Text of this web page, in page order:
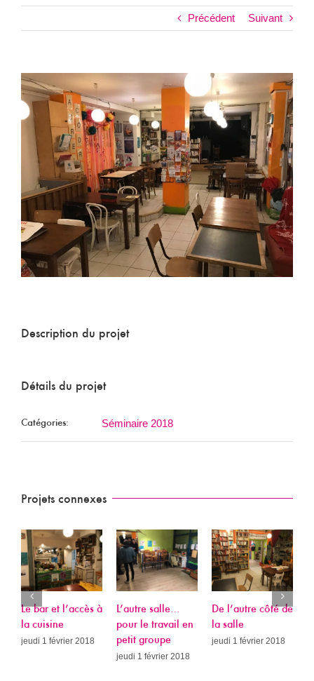
Précédent Suivant
View
Larger
Image
Description du projet
Détails du projet
Catégories: Séminaire 2018
Projets connexes
Le bar et l’accès à
la cuisine
jeudi 1 février 2018
L’autre salle…
pour le travail en
petit groupe
jeudi 1 février 2018
De l’autre côté de
la salle
jeudi 1 février 2018